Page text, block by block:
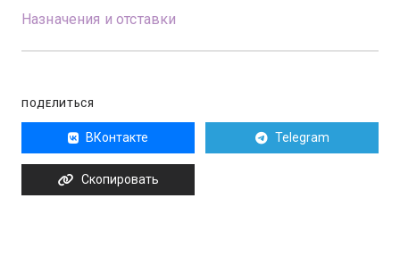
Назначения и отставки
ПОДЕЛИТЬСЯ
ВКонтакте Telegram
Скопировать